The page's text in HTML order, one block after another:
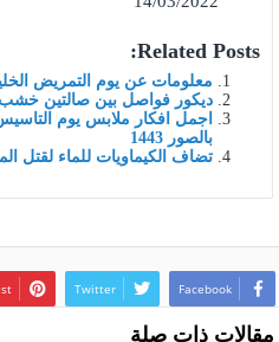
Related Posts:
معلومات عن يوم التمريض الخليجي
ديكور فواصل بين صالتين خشب
اجمل افكار ملابس يوم
بالصور 1443
تضاف الكيماويات للماء لقتل
Facebook
Twitter
مقالات ذات صلة